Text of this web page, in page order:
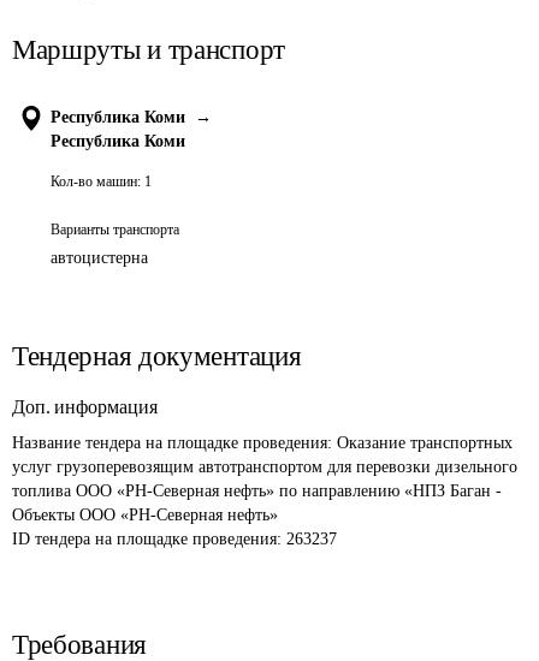
Маршруты и транспорт
Республика Коми
→
Республика Коми
Кол-во машин: 1
Варианты транспорта
автоцистерна
Тендерная документация
Доп. информация
Название тендера на площадке проведения: Оказание транспортных
услуг грузоперевозящим автотранспортом для перевозки дизельного
топлива ООО «РН-Северная нефть» по направлению «НПЗ Баган -
Объекты ООО «РН-Северная нефть»
ID тендера на площадке проведения: 263237
Требования